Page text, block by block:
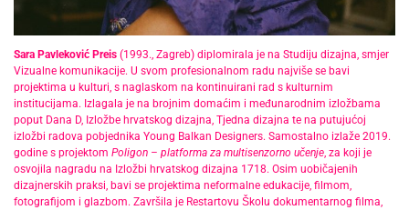
Sara Pavleković Preis (1993., Zagreb) diplomirala je na Studiju dizajna, smjer
Vizualne komunikacije. U svom profesionalnom radu najviše se bavi
projektima u kulturi, s naglaskom na kontinuirani rad s kulturnim
institucijama. Izlagala je na brojnim domaćim i međunarodnim izložbama
poput Dana D, Izložbe hrvatskog dizajna, Tjedna dizajna te na putujućoj
izložbi radova pobjednika Young Balkan Designers. Samostalno izlaže 2019.
godine s projektom Poligon – platforma za multisenzorno učenje, za koji je
osvojila nagradu na Izložbi hrvatskog dizajna 1718. Osim uobičajenih
dizajnerskih praksi, bavi se projektima neformalne edukacije, filmom,
fotografijom i glazbom. Završila je Restartovu Školu dokumentarnog filma,